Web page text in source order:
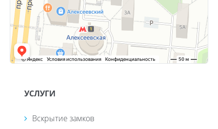
УСЛУГИ
Вскрытие замков